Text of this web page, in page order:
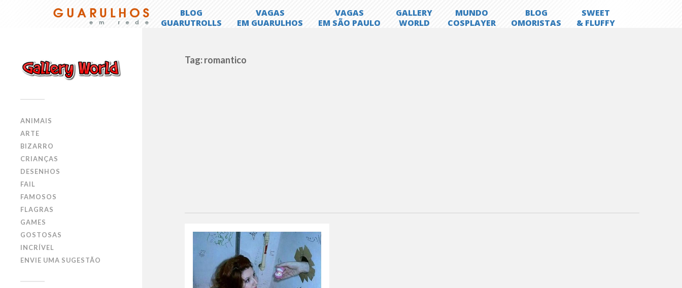
ANIMAIS
ARTE
BIZARRO
CRIANÇAS
DESENHOS
FAIL
FAMOSOS
FLAGRAS
GAMES
GOSTOSAS
INCRÍVEL
ENVIE UMA SUGESTÃO
Tag: romantico